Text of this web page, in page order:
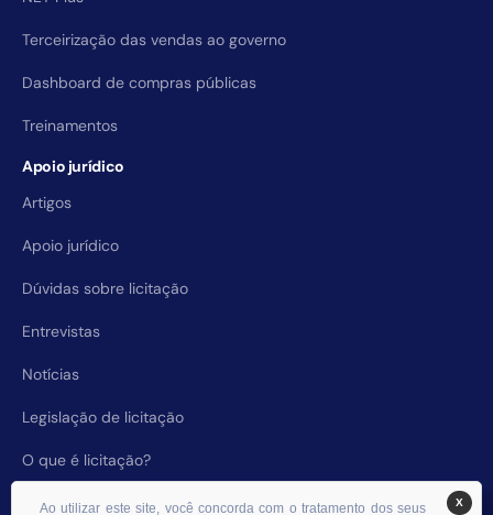
Terceirização das vendas ao governo
Dashboard de compras públicas
Treinamentos
Apoio jurídico
Artigos
Apoio jurídico
Dúvidas sobre licitação
Entrevistas
Notícias
Legislação de licitação
O que é licitação?
X
Ao utilizar este site, você concorda com o tratamento dos seus